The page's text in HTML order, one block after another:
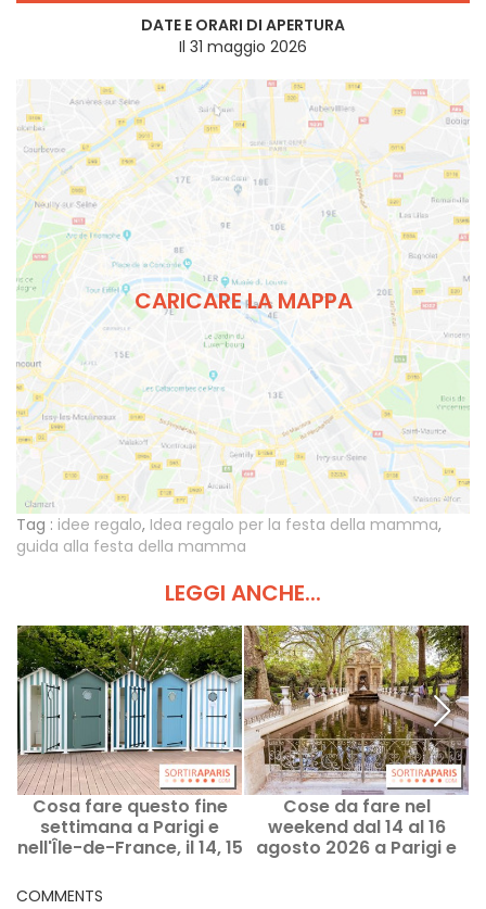
DATE E ORARI DI APERTURA
Il 31 maggio 2026
CARICARE LA MAPPA
Tag : idee regalo, Idea regalo per la festa della mamma,
guida alla festa della mamma
LEGGI ANCHE...
Cosa fare questo fine
settimana a Parigi e
nell'Île-de-France, il 14, 15
Cose da fare nel
weekend dal 14 al 16
agosto 2026 a Parigi e
COMMENTS